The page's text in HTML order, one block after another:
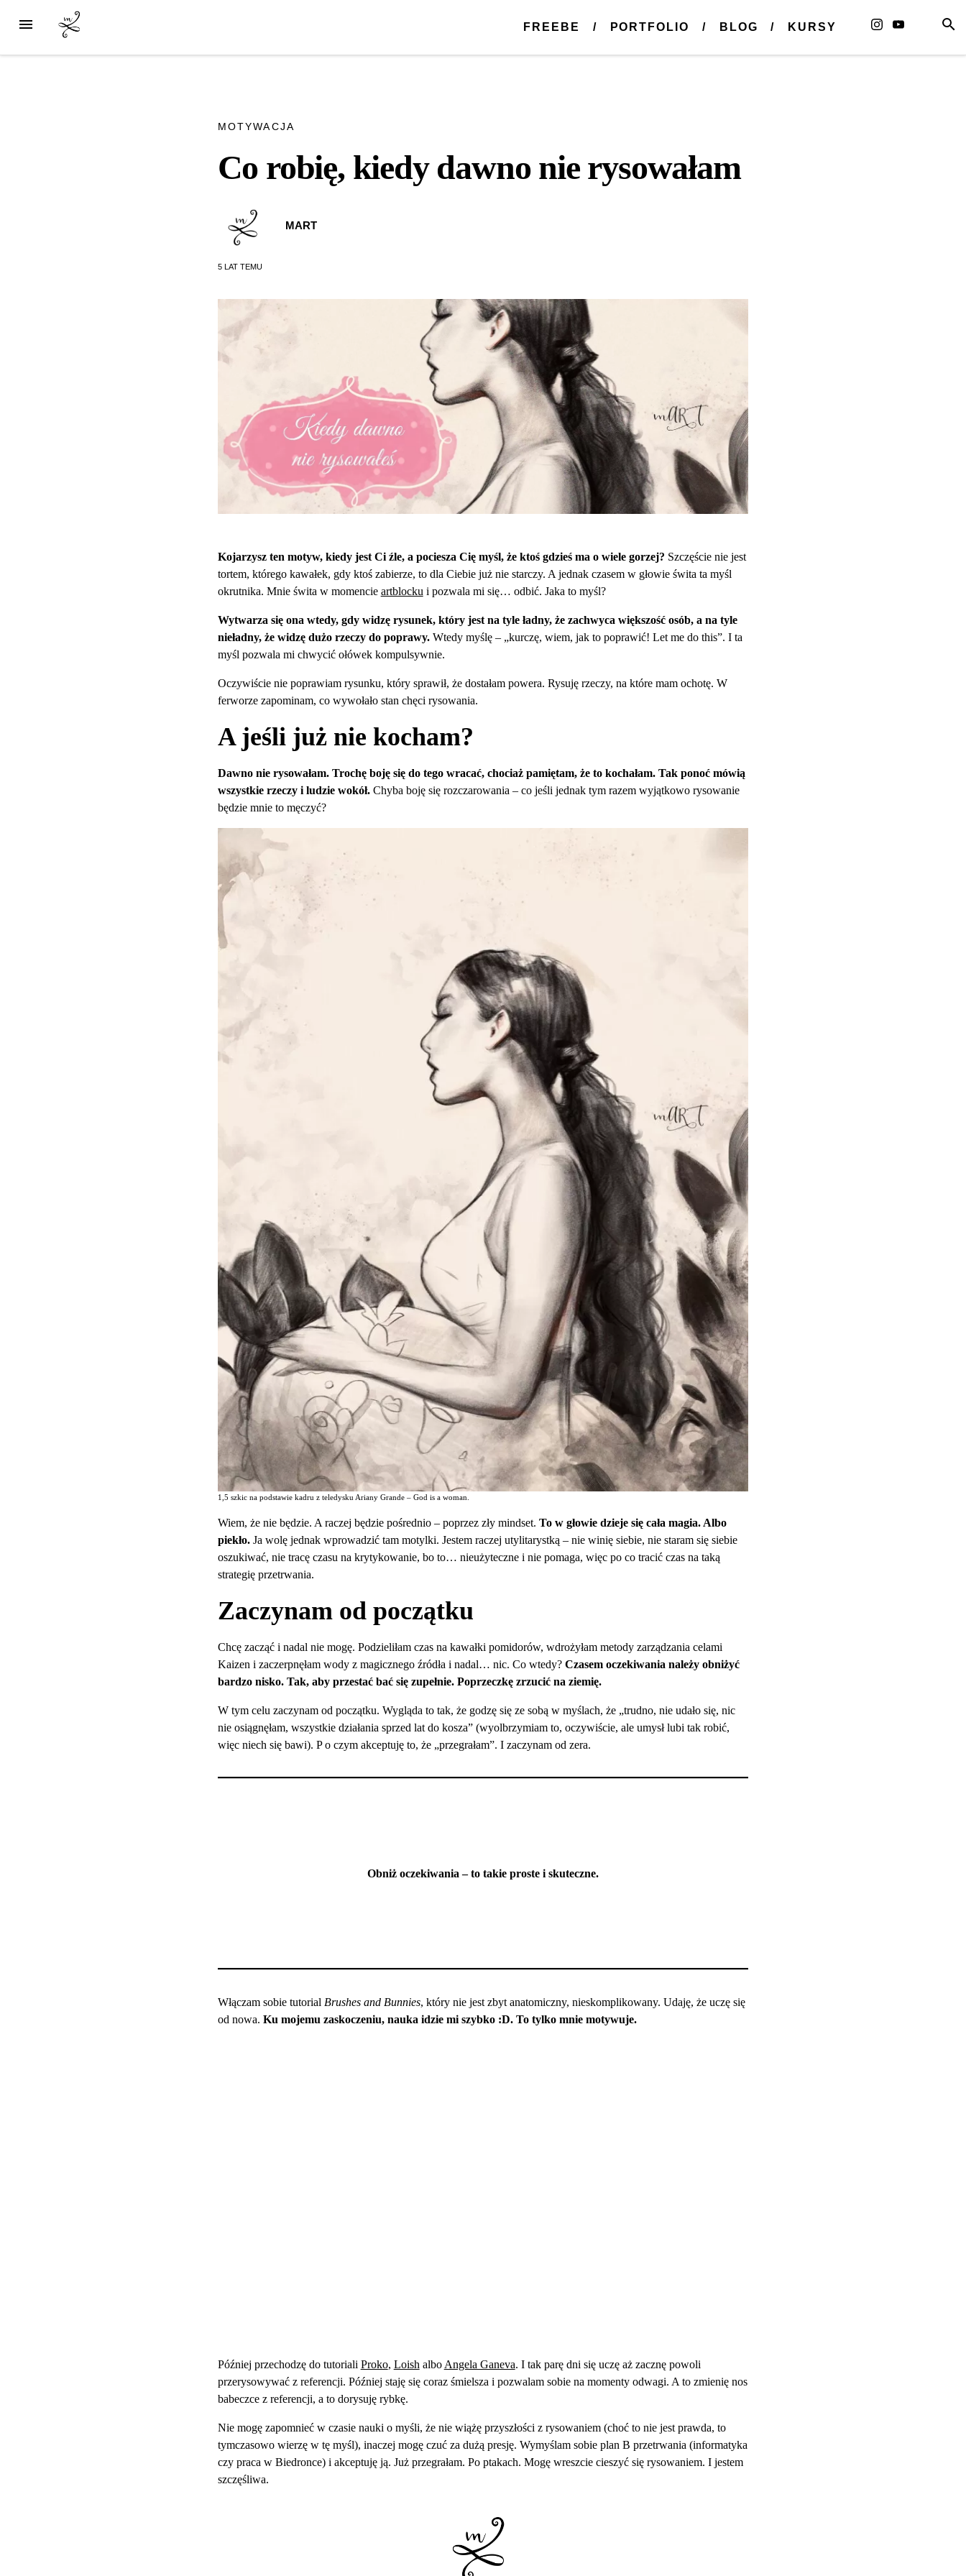
FREEBE PORTFOLIO BLOG KURSY
MOTYWACJA
Co robię, kiedy dawno nie rysowałam
MART
5 LATTEMU
Kojarzysz ten motyw, kiedy jest Ci źle, a pociesza Cię myśl, że ktoś gdzieś ma o wiele gorzej? Szczęście nie jest
tortem, którego kawałek, gdy ktoś zabierze, to dla Ciebie już nie starczy. A jednak czasem w głowie świta ta myśl
okrutnika. Mnie świta w momencie artblocku i pozwala mi się… odbić. Jaka to myśl?
Wytwarza się ona wtedy, gdy widzę rysunek, który jest na tyle ładny, że zachwyca większość osób, a na tyle
nieładny, że widzę dużo rzeczy do poprawy.Wtedy myślę – „kurczę, wiem, jak to poprawić! Let me do this”. I ta
myśl pozwala mi chwycić ołówek kompulsywnie.
Oczywiście nie poprawiam rysunku, który sprawił, że dostałam powera. Rysuję rzeczy, na które mam ochotę. W
ferworze zapominam, co wywołało stan chęci rysowania.
A jeśli już nie kocham?
Dawno nie rysowałam. Trochę boję się do tego wracać, chociaż pamiętam, że to kochałam. Tak ponoć mówią
wszystkie rzeczy i ludzie wokół. Chyba boję się rozczarowania – co jeśli jednak tym razem wyjątkowo rysowanie
będzie mnie to męczyć?
1,5 szkic na podstawie kadru z teledysku Ariany Grande – God is a woman.
Wiem, że nie będzie. A raczej będzie pośrednio – poprzez zły mindset. To w głowie dzieje się cała magia. Albo
piekło.Ja wolę jednak wprowadzić tam motylki. Jestem raczej utylitarystką – nie winię siebie, nie staram się siebie
oszukiwać, nie tracę czasu na krytykowanie, bo to… nieużyteczne i nie pomaga, więc po co tracić czas na taką
strategię przetrwania.
Zaczynam od początku
Chcę zacząć i nadal nie mogę. Podzieliłam czas na kawałki pomidorów, wdrożyłam metody zarządzania celami
Kaizen i zaczerpnęłam wody z magicznego źródła i nadal… nic. Co wtedy? Czasem oczekiwania należy obniżyć
bardzo nisko. Tak, aby przestać bać się zupełnie. Poprzeczkę zrzucić na ziemię.
W tym celu zaczynam od początku. Wygląda to tak, że godzę się ze sobą w myślach, że „trudno, nie udało się, nic
nie osiągnęłam, wszystkie działania sprzed lat do kosza” (wyolbrzymiam to, oczywiście, ale umysł lubi tak robić,
więc niech się bawi). P o czym akceptuję to, że „przegrałam”. I zaczynam od zera.
Obniż oczekiwania – to takie proste i skuteczne.
Włączam sobie tutorial Brushes and Bunnies, który nie jest zbyt anatomiczny, nieskomplikowany. Udaję, że uczę się
od nowa. Ku mojemu zaskoczeniu, nauka idzie mi szybko :D. To tylko mnie motywuje.
Później przechodzę do tutoriali Proko, LoishalboAngela Ganeva. I tak parę dni się uczę aż zacznę powoli
przerysowywać z referencji. Później staję się coraz śmielsza i pozwalam sobie na momenty odwagi. A to zmienię nos
babeczce z referencji, a to dorysuję rybkę.
Nie mogę zapomnieć w czasie nauki o myśli, że nie wiążę przyszłości z rysowaniem (choć to nie jest prawda, to
tymczasowo wierzę w tę myśl), inaczej mogę czuć za dużą presję. Wymyślam sobie plan B przetrwania (informatyka
czy praca w Biedronce) i akceptuję ją. Już przegrałam. Po ptakach. Mogę wreszcie cieszyć się rysowaniem. I jestem
szczęśliwa.